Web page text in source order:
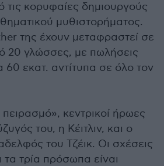
τις κορυφαίες δημιουργούς
μυθιστορήματος.
της έχουν μεταφραστεί σε
20 γλώσσες, με πωλήσεις
60 εκατ. αντίτυπα σε όλο τον
πειρασμό», κεντρικοί ήρωες
του, η Κέιτλιν, και ο
του Τζέικ. Οι σχέσεις
τρία πρόσωπα είναι